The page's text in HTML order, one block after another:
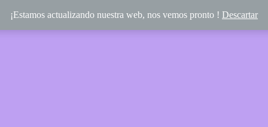
¡Estamos actualizando nuestra web, nos vemos pronto ! Descartar